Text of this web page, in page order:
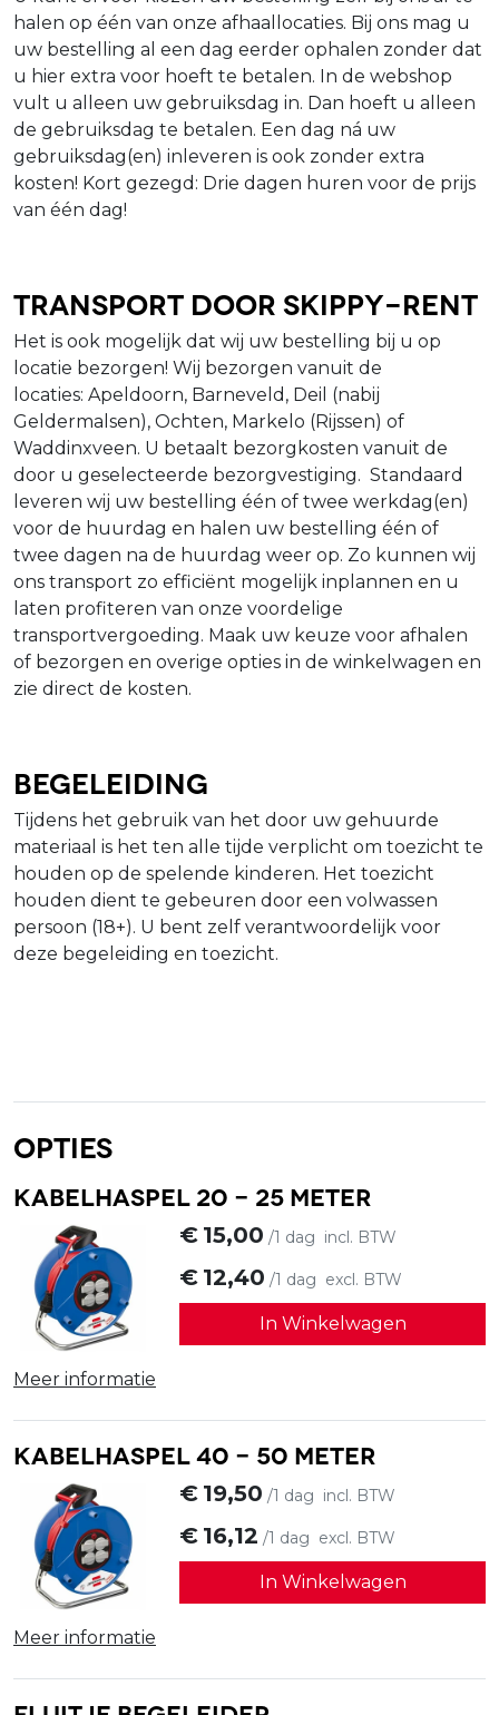
halen op één van onze afhaallocaties. Bij ons mag u
uw bestelling al een dag eerder ophalen zonder dat
u hier extra voor hoeft te betalen. In de webshop
vult u alleen uw gebruiksdag in. Dan hoeft u alleen
de gebruiksdag te betalen. Een dag ná uw
gebruiksdag(en) inleveren is ook zonder extra
kosten! Kort gezegd: Drie dagen huren voor de prijs
van één dag!
Transport door Skippy-Rent
Het is ook mogelijk dat wij uw bestelling bij u op
locatie bezorgen! Wij bezorgen vanuit de
locaties: Apeldoorn, Barneveld, Deil (nabij
Geldermalsen), Ochten, Markelo (Rijssen) of
Waddinxveen. U betaalt bezorgkosten vanuit de
door u geselecteerde bezorgvestiging. Standaard
leveren wij uw bestelling één of twee werkdag(en)
voor de huurdag en halen uw bestelling één of
twee dagen na de huurdag weer op. Zo kunnen wij
ons transport zo efficiënt mogelijk inplannen en u
laten profiteren van onze voordelige
transportvergoeding. Maak uw keuze voor afhalen
of bezorgen en overige opties in de winkelwagen en
zie direct de kosten.
Begeleiding
Tijdens het gebruik van het door uw gehuurde
materiaal is het ten alle tijde verplicht om toezicht te
houden op de spelende kinderen. Het toezicht
houden dient te gebeuren door een volwassen
persoon (18+). U bent zelf verantwoordelijk voor
deze begeleiding en toezicht.
Opties
Kabelhaspel 20 - 25 meter
€ 15,00 /1 dag incl. BTW
€ 12,40 /1 dag excl. BTW
In Winkelwagen
Meer informatie
Kabelhaspel 40 - 50 meter
€ 19,50 /1 dag incl. BTW
€ 16,12 /1 dag excl. BTW
In Winkelwagen
Meer informatie